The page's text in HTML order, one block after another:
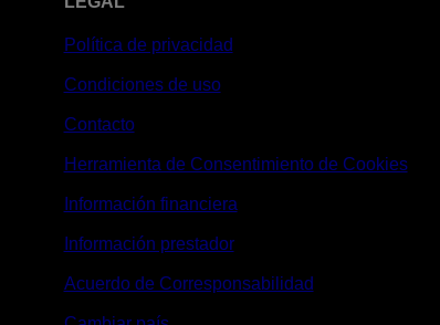
Política de privacidad
Condiciones de uso
Contacto
Herramienta de Consentimiento de Cookies
Información financiera
Información prestador
Acuerdo de Corresponsabilidad